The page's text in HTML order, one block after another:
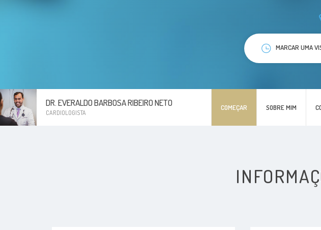
DR. EVERALDO BARBOSA RIBEIRO NETO
CARDIOLOGISTA
COMEÇAR SOBRE MIM
MARCAR UMA